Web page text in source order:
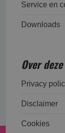
Service en
Downloads
Over
Privacy
Disclaimer
Cookies